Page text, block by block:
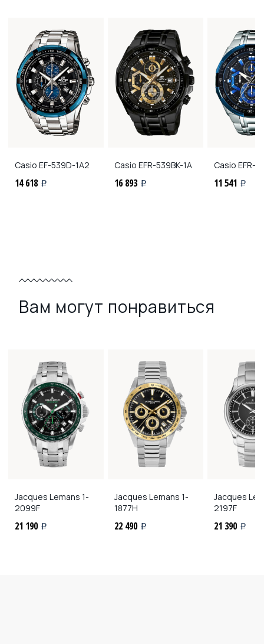
Casio EF-539D-1A2
14 618 i
Casio EFR-539BK-1A
16 893 i
Casio EFR-
11 541 i
Вам могут понравиться
Jacques Lemans 1-
2099F
21 190 i
Jacques Lemans 1-
1877H
22 490 i
Jacques
2197F
21 390 i